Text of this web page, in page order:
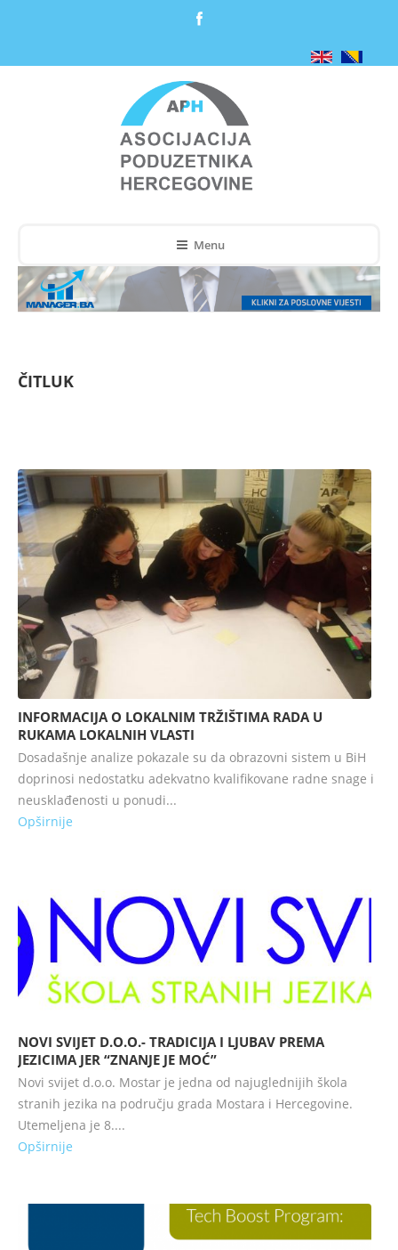
Menu
ČITLUK
INFORMACIJA O LOKALNIM TRŽIŠTIMA RADA U
RUKAMA LOKALNIH VLASTI
Dosadašnje analize pokazale su da obrazovni sistem u BiH
doprinosi nedostatku adekvatno kvalifikovane radne snage i
neusklađenosti u ponudi...
Opširnije
NOVI SVIJET D.O.O.- TRADICIJA I LJUBAV PREMA
JEZICIMA JER “ZNANJE JE MOĆ”
Novi svijet d.o.o. Mostar je jedna od najuglednijih škola
stranih jezika na području grada Mostara i Hercegovine.
Utemeljena je 8....
Opširnije